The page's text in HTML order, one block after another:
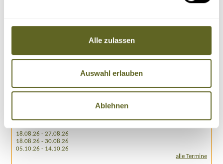
Alle zulassen
Auswahl erlauben
Ablehnen
Afrika > Tansania
KILIMANJARO UND SAFARI - DER AT KLASSIKER
18.08.26 - 27.08.26
18.08.26 - 30.08.26
05.10.26 - 14.10.26
alle Termine